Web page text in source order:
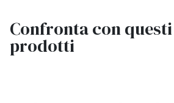
Confronta con questi
prodotti